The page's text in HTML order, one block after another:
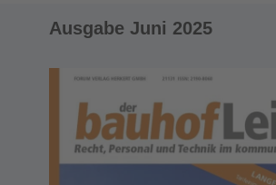
Ausgabe Juni 2025